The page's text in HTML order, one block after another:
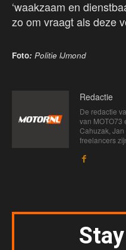
‘waakzaam en
zo om vraagt als deze
Foto: Politie IJmond
Redactie
De redactie
van MOTO73
Cahuzak,
freelancers